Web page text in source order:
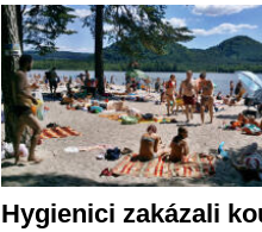
Hygienici zakázali